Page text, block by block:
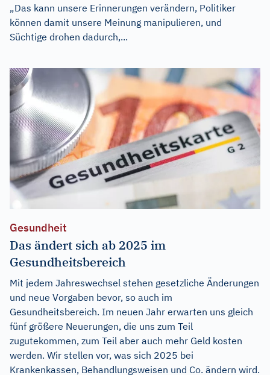
„Das kann unsere Erinnerungen verändern, Politiker
können damit unsere Meinung manipulieren, und
Süchtige drohen dadurch,...
Gesundheit
Das ändert sich ab 2025 im
Gesundheitsbereich
Mit jedem Jahreswechsel stehen gesetzliche Änderungen
und neue Vorgaben bevor, so auch im
Gesundheitsbereich. Im neuen Jahr erwarten uns gleich
fünf größere Neuerungen, die uns zum Teil
zugutekommen, zum Teil aber auch mehr Geld kosten
werden. Wir stellen vor, was sich 2025 bei
Krankenkassen, Behandlungsweisen und Co. ändern wird.